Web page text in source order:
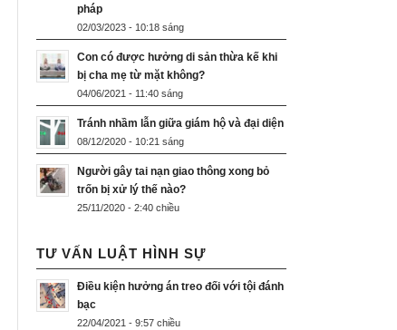
pháp
02/03/2023 - 10:18 sáng
Con có được hưởng di sản thừa kế khi
bị cha mẹ từ mặt không?
04/06/2021 - 11:40 sáng
Tránh nhầm lẫn giữa giám hộ và đại diện
08/12/2020 - 10:21 sáng
Người gây tai nạn giao thông xong bỏ
trốn bị xử lý thế nào?
25/11/2020 - 2:40 chiều
TƯ VẤN LUẬT HÌNH SỰ
Điều kiện hưởng án treo đối với tội đánh
bạc
22/04/2021 - 9:57 chiều